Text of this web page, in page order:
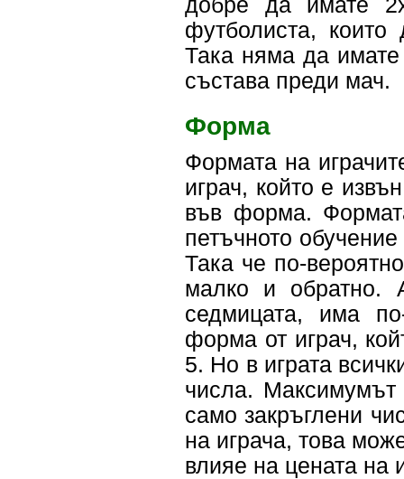
добре да имате
футболиста,
Така няма да
състава преди мач.
Форма
Формата на
играч, който е
във форма.
петъчното
Така че по-
малко и обратно.
седмицата, има
форма от играч,
5. Но в играта
числа.
само закръглени
на играча, това
влияе на цената на